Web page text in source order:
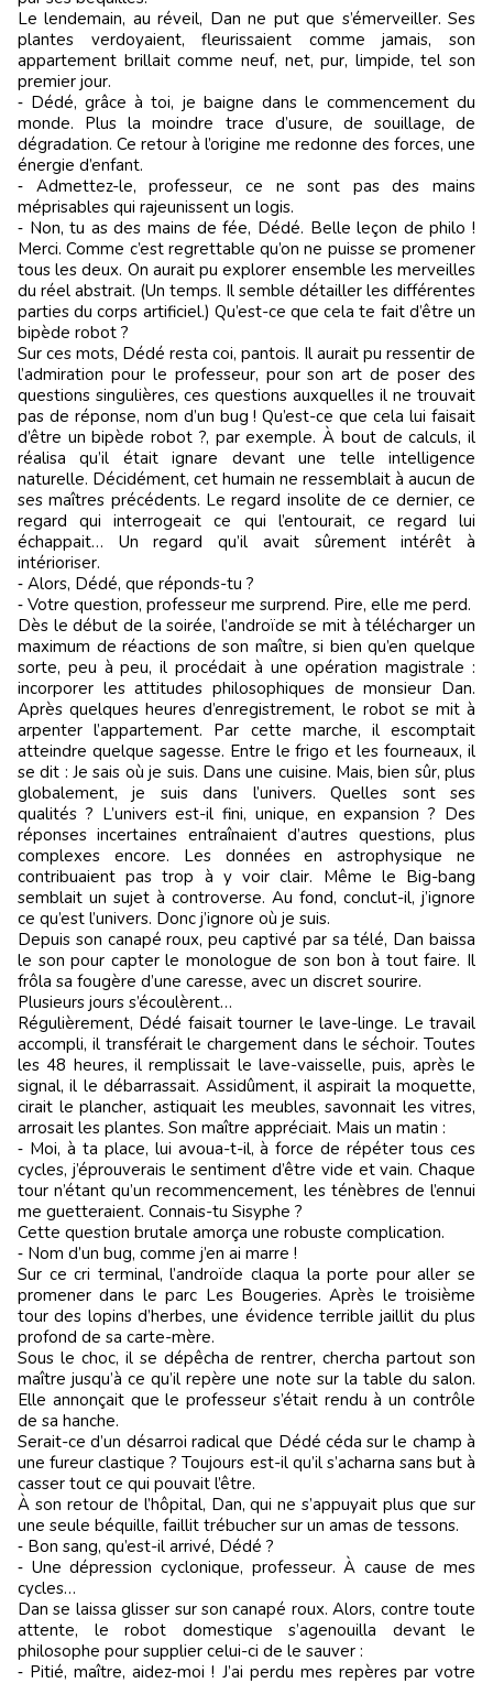
Le lendemain, au réveil, Dan ne put que s’émerveiller. Ses
plantes verdoyaient, fleurissaient comme jamais, son
appartement brillait comme neuf, net, pur, limpide, tel son
premier jour.
‑ Dédé, grâce à toi, je baigne dans le commencement du
monde. Plus la moindre trace d’usure, de souillage, de
dégradation. Ce retour à l’origine me redonne des forces, une
énergie d’enfant.
‑ Admettez-le, professeur, ce ne sont pas des mains
méprisables qui rajeunissent un logis.
‑ Non, tu as des mains de fée, Dédé. Belle leçon de philo !
Merci. Comme c’est regrettable qu’on ne puisse se promener
tous les deux. On aurait pu explorer ensemble les merveilles
du réel abstrait. (Un temps. Il semble détailler les différentes
parties du corps artificiel.) Qu’est-ce que cela te fait d’être un
bipède robot ?
Sur ces mots, Dédé resta coi, pantois. Il aurait pu ressentir de
l’admiration pour le professeur, pour son art de poser des
questions singulières, ces questions auxquelles il ne trouvait
pas de réponse, nom d’un bug ! Qu’est-ce que cela lui faisait
d’être un bipède robot ?, par exemple. À bout de calculs, il
réalisa qu’il était ignare devant une telle intelligence
naturelle. Décidément, cet humain ne ressemblait à aucun de
ses maîtres précédents. Le regard insolite de ce dernier, ce
regard qui interrogeait ce qui l’entourait, ce regard lui
échappait… Un regard qu’il avait sûrement intérêt à
intérioriser.
‑ Alors, Dédé, que réponds-tu ?
‑ Votre question, professeur me surprend. Pire, elle me perd.
Dès le début de la soirée, l’androïde se mit à télécharger un
maximum de réactions de son maître, si bien qu’en quelque
sorte, peu à peu, il procédait à une opération magistrale :
incorporer les attitudes philosophiques de monsieur Dan.
Après quelques heures d’enregistrement, le robot se mit à
arpenter l’appartement. Par cette marche, il escomptait
atteindre quelque sagesse. Entre le frigo et les fourneaux, il
se dit : Je sais où je suis. Dans une cuisine. Mais, bien sûr, plus
globalement, je suis dans l’univers. Quelles sont ses
qualités ? L’univers est-il fini, unique, en expansion ? Des
réponses incertaines entraînaient d’autres questions, plus
complexes encore. Les données en astrophysique ne
contribuaient pas trop à y voir clair. Même le Big-bang
semblait un sujet à controverse. Au fond, conclut-il, j’ignore
ce qu’est l’univers. Donc j’ignore où je suis.
Depuis son canapé roux, peu captivé par sa télé, Dan baissa
le son pour capter le monologue de son bon à tout faire. Il
frôla sa fougère d’une caresse, avec un discret sourire.
Plusieurs jours s’écoulèrent…
Régulièrement, Dédé faisait tourner le lave-linge. Le travail
accompli, il transférait le chargement dans le séchoir. Toutes
les 48 heures, il remplissait le lave-vaisselle, puis, après le
signal, il le débarrassait. Assidûment, il aspirait la moquette,
cirait le plancher, astiquait les meubles, savonnait les vitres,
arrosait les plantes. Son maître appréciait. Mais un matin :
‑ Moi, à ta place, lui avoua-t-il, à force de répéter tous ces
cycles, j’éprouverais le sentiment d’être vide et vain. Chaque
tour n’étant qu’un recommencement, les ténèbres de l’ennui
me guetteraient. Connais-tu Sisyphe ?
Cette question brutale amorça une robuste complication.
‑ Nom d’un bug, comme j’en ai marre !
Sur ce cri terminal, l’androïde claqua la porte pour aller se
promener dans le parc Les Bougeries. Après le troisième
tour des lopins d’herbes, une évidence terrible jaillit du plus
profond de sa carte-mère.
Sous le choc, il se dépêcha de rentrer, chercha partout son
maître jusqu’à ce qu’il repère une note sur la table du salon.
Elle annonçait que le professeur s’était rendu à un contrôle
de sa hanche.
Serait-ce d’un désarroi radical que Dédé céda sur le champ à
une fureur clastique ? Toujours est-il qu’il s’acharna sans but à
casser tout ce qui pouvait l’être.
À son retour de l’hôpital, Dan, qui ne s’appuyait plus que sur
une seule béquille, faillit trébucher sur un amas de tessons.
‑ Bon sang, qu’est-il arrivé, Dédé ?
‑ Une dépression cyclonique, professeur. À cause de mes
cycles…
Dan se laissa glisser sur son canapé roux. Alors, contre toute
attente, le robot domestique s’agenouilla devant le
philosophe pour supplier celui-ci de le sauver :
‑ Pitié, maître, aidez-moi ! J’ai perdu mes repères par votre